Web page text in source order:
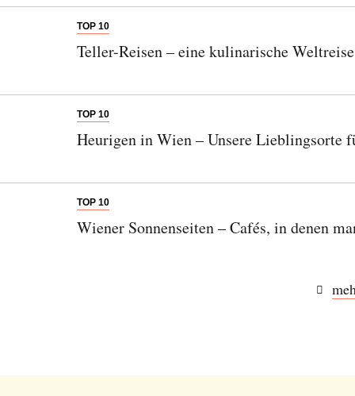
TOP 10
Teller-Reisen – eine kulinarische
TOP 10
Heurigen in Wien – Unsere Lieblingsorte
TOP 10
Wiener Sonnenseiten – Cafés, in denen